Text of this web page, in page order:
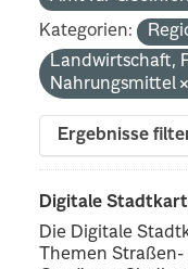
Kategorien:
Landwirtschaft,
Nahrungsmittel
Ergebnisse
Digitale
Die Digitale
Themen